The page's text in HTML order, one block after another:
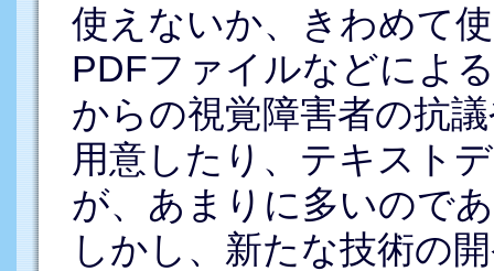
使えないか、きわめて
PDFファイルなどによ
からの視覚障害者の抗
用意したり、テキスト
が、あまりに多いので
しかし、新たな技術の